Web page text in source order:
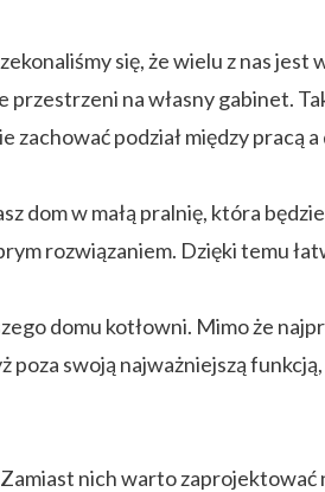
się, że wielu z nas
na własny gabinet.
podział między pracą a
dom w małą pralnię, która
rozwiązaniem. Dzięki temu
domu kotłowni. Mimo że
swoją najważniejszą
nich warto